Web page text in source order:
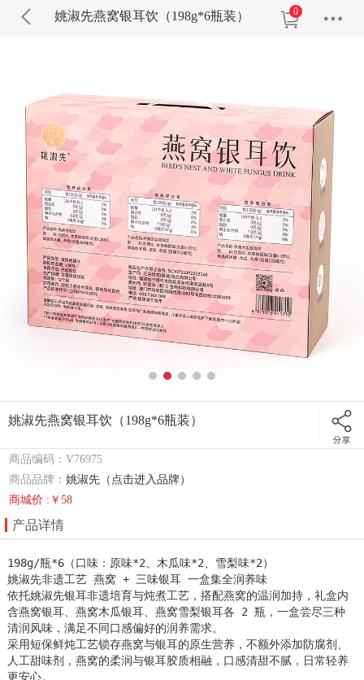
姚淑先燕窝银耳饮（198g*6瓶装） 0
姚淑先燕窝银耳饮（198g*6瓶装）
商品编码：V76975
商品品牌：姚淑先（点击进入品牌）
商城价 :￥58
产品详情
198g/瓶*6（口味：原味*2、木瓜味*2、雪梨味*2）
姚淑先非遗工艺 燕窝 + 三味银耳 一盒集全润养味
依托姚淑先银耳非遗培育与炖煮工艺，搭配燕窝的温润加持，礼盒内
含燕窝银耳、燕窝木瓜银耳、燕窝雪梨银耳各 2 瓶，一盒尝尽三种
清润风味，满足不同口感偏好的润养需求。
采用短保鲜炖工艺锁存燕窝与银耳的原生营养，不额外添加防腐剂、
人工甜味剂，燕窝的柔润与银耳胶质相融，口感清甜不腻，日常轻养
更安心。